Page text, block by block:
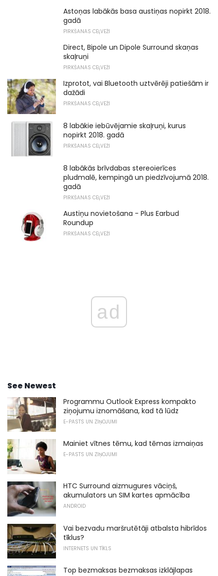
Astoņas labākās basa austiņas nopirkt 2018.
gadā
PIRKŠANAS CEĻVEŽI
Direct, Bipole un Dipole Surround skaņas
skaļruņi
PIRKŠANAS CEĻVEŽI
Izprotot, vai Bluetooth uztvērēji patiešām ir
dažādi
PIRKŠANAS CEĻVEŽI
8 labākie iebūvējamie skaļruņi, kurus
nopirkt 2018. gadā
PIRKŠANAS CEĻVEŽI
8 labākās brīvdabas stereoierīces
pludmalē, kempingā un piedzīvojumā 2018.
gadā
PIRKŠANAS CEĻVEŽI
Austiņu novietošana - Plus Earbud
Roundup
PIRKŠANAS CEĻVEŽI
ad
See Newest
Programmu Outlook Express kompakto
ziņojumu iznomāšana, kad tā lūdz
E-PASTS UN ZIŅOJUMI
Mainiet vītnes tēmu, kad tēmas izmaiņas
E-PASTS UN ZIŅOJUMI
HTC Surround aizmugures vāciņš,
akumulators un SIM kartes apmācība
ANDROID
Vai bezvadu maršrutētāji atbalsta hibrīdos
tīklus?
INTERNETS UN TĪKLS
Top bezmaksas bezmaksas izklājlapas